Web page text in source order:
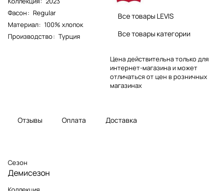
Фасон: Regular
Материал: 100% хлопок
Производство: Турция
Все товары LEVIS
Все товары категории
Цена действительна только для
интернет-магазина и может
отличаться от цен в розничных
магазинах
Отзывы Оплата Доставка
Сезон
Демисезон